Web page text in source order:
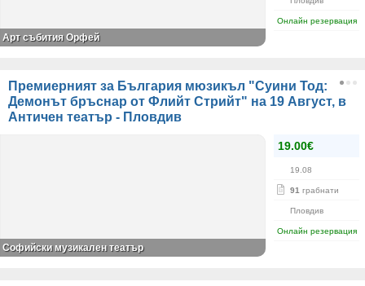
Онлайн резервация
Арт събития Орфей
Премиерният за България мюзикъл "Суини Тод:
Демонът бръснар от Флийт Стрийт" на 19 Август, в
Античен театър - Пловдив
19.00€
19.08
91 грабнати
Пловдив
Онлайн резервация
Софийски музикален театър